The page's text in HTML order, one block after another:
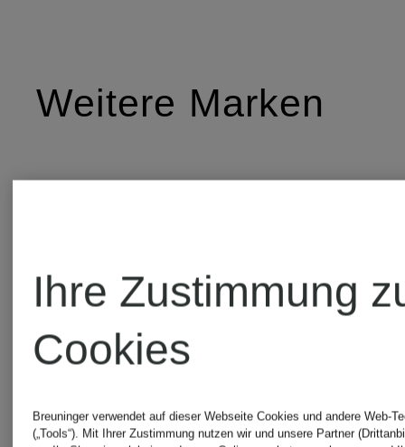
Weitere Marken
mankind
ALBERTO
Ihre Zustimmung
Cookies
Breuninger verwendet auf dieser Webseite Cookies und andere Web-
(„Tools“). Mit Ihrer Zustimmung nutzen wir und unsere Partner